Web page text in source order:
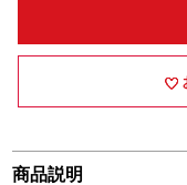
商品説明